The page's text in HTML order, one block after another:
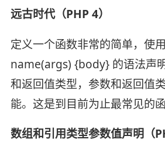
远古时代（PHP 4）
定义一个函数非常的简单，使
name(args) {body} 的语法声
和返回值类型，参数和返回值
能。这是到目前为止最常见的
数组和引用类型参数值声明（